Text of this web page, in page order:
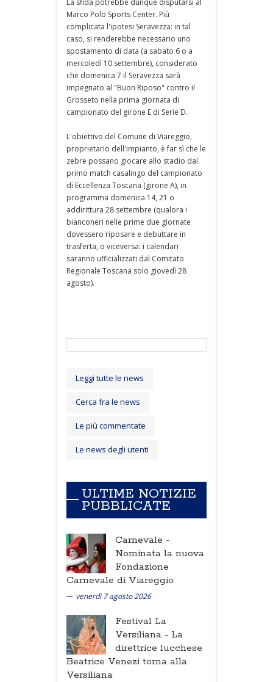
Marco Polo Sports Center. Più
complicata l'ipotesi Seravezza: in tal
caso, si renderebbe necessario uno
spostamento di data (a sabato 6 o a
mercoledì 10 settembre), considerato
che domenica 7 il Seravezza sarà
impegnato al "Buon Riposo" contro il
Grosseto nella prima giornata di
campionato del girone E di Serie D.
L'obiettivo del Comune di Viareggio,
proprietario dell'impianto, è far sì che le
zebre possano giocare allo stadio dal
primo match casalingo del campionato
di Eccellenza Toscana (girone A), in
programma domenica 14, 21 o
addirittura 28 settembre (qualora i
bianconeri nelle prime due giornate
dovessero riposare e debuttare in
trasferta, o viceversa: i calendari
saranno ufficializzati dal Comitato
Regionale Toscana solo giovedì 28
agosto).
Leggi tutte le news
Cerca fra le news
Le più commentate
Le news degli utenti
ULTIME NOTIZIE
PUBBLICATE
Carnevale -
Nominata la nuova
Fondazione
Carnevale di Viareggio
venerdì 7 agosto 2026
Festival La
Versiliana - La
direttrice lucchese
Beatrice Venezi torna alla
Versiliana